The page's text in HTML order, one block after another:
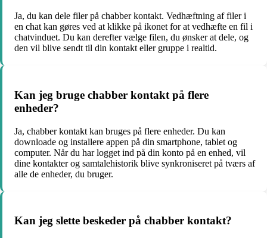
Ja, du kan dele filer på chabber kontakt. Vedhæftning af filer i
en chat kan gøres ved at klikke på ikonet for at vedhæfte en fil i
chatvinduet. Du kan derefter vælge filen, du ønsker at dele, og
den vil blive sendt til din kontakt eller gruppe i realtid.
Kan jeg bruge chabber kontakt på flere
enheder?
Ja, chabber kontakt kan bruges på flere enheder. Du kan
downloade og installere appen på din smartphone, tablet og
computer. Når du har logget ind på din konto på en enhed, vil
dine kontakter og samtalehistorik blive synkroniseret på tværs af
alle de enheder, du bruger.
Kan jeg slette beskeder på chabber kontakt?